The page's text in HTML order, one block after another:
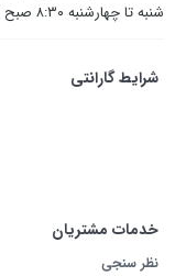
شد.
هر شرایطی نیاز دارند.
شنبه تا چهارشنبه ۸:۳۰ صبح تا ۵ عصر - پنجشنبه ۸:۳۰ تا ۱ ظهر
شرایط گارانتی
خدمات مشتریان
نظر سنجی